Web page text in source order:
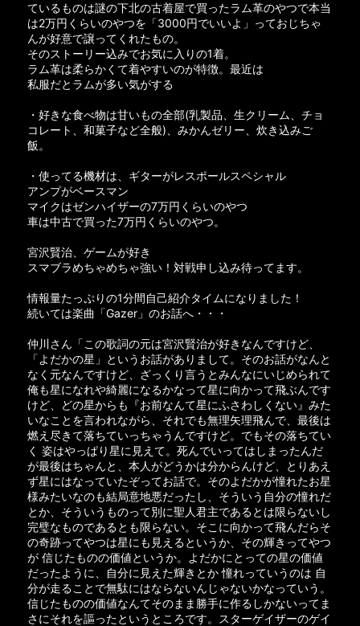
ているものは謎の下北の古着屋で買ったラム革のやつで本当
は2万円くらいのやつを「3000円でいいよ」っておじちゃ
んが好意で譲ってくれたもの。
そのストーリー込みでお気に入りの1着。
ラム革は柔らかくて着やすいのが特徴。最近は
私服だとラムが多い気がする
・好きな食べ物は甘いもの全部(乳製品、生クリーム、チョ
コレート、和菓子など全般)、みかんゼリー、炊き込みご
飯。
・使ってる機材は、ギターがレスポールスペシャル
アンプがベースマン
マイクはゼンハイザーの7万円くらいのやつ
車は中古で買った7万円くらいのやつ。
宮沢賢治、ゲームが好き
スマブラめちゃめちゃ強い！対戦申し込み待ってます。
情報量たっぷりの1分間自己紹介タイムになりました！
続いては楽曲「Gazer」のお話へ・・・
仲川さん「この歌詞の元は宮沢賢治が好きなんですけど、
「よだかの星」というお話がありまして。そのお話がなんと
なく元なんですけど、ざっくり言うとみんなにいじめられて
俺も星になれや綺麗になるかなって星に向かって飛ぶんです
けど、どの星からも『お前なんて星にふさわしくない』みた
いなことを言われながら、それでも無理矢理飛んで、最後は
燃え尽きて落ちていっちゃうんですけど。でもその落ちてい
く 姿はやっぱり星に見えて。死んでいってはしまったんだ
が最後はちゃんと、本人がどうかは分からんけど、とりあえ
ず星にはなっていたぞってお話で。そのよだかが憧れたお星
様みたいなのも結局意地悪だったし、そういう自分の憧れだ
とか、そういうものって別に聖人君主であるとは限らないし
完璧なものであるとも限らない。そこに向かって飛んだらそ
の奇跡ってやつは星にも見えるというか、その輝きってやつ
が 信じたものの価値というか。よだかにとっての星の価値
だったように、自分に見えた輝きとか 憧れっていうのは 自
分が走ることで無駄にはならないんじゃないかなっていう。
信じたものの価値なんてそのまま勝手に作るしかないってま
さにそれを謳ったというところです。スターゲイザーのゲイ